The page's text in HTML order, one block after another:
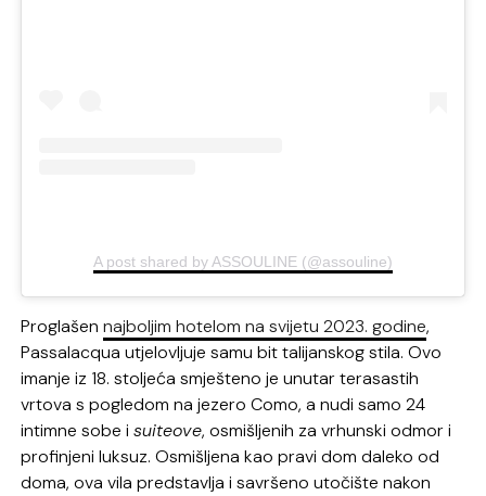
A post shared by ASSOULINE (@assouline)
Proglašennajboljim hotelom na svijetu 2023. godine,
Passalacqua utjelovljuje samu bit talijanskog stila. Ovo
imanje iz 18. stoljeća smješteno je unutar terasastih
vrtova s pogledom na jezero Como, a nudi samo 24
intimne sobe isuiteove, osmišljenih za vrhunski odmor i
profinjeni luksuz. Osmišljena kao pravi dom daleko od
doma, ova vila predstavlja i savršeno utočište nakon